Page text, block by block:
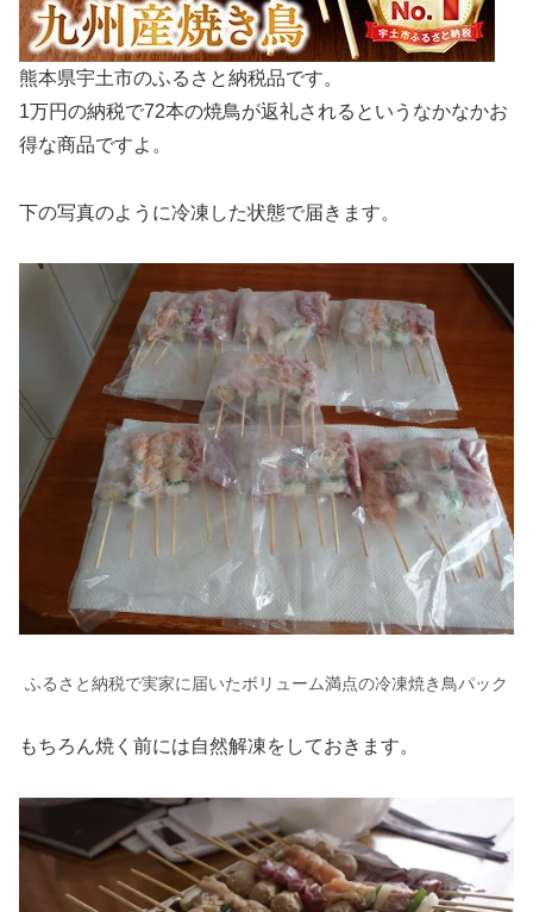
熊本県宇土市のふるさと納税品です。
1万円の納税で72本の焼鳥が返礼されるというなかなかお
得な商品ですよ。
下の写真のように冷凍した状態で届きます。
ふるさと納税で実家に届いたボリューム満点の冷凍焼き鳥パック
もちろん焼く前には自然解凍をしておきます。